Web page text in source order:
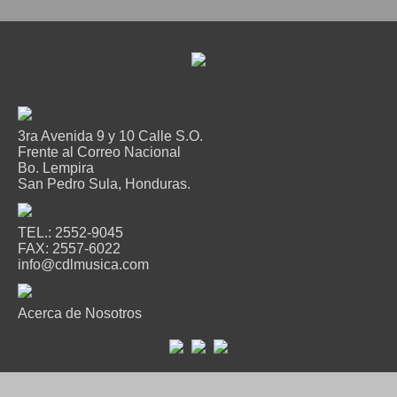
3ra Avenida 9 y 10 Calle S.O.
Frente al Correo Nacional
Bo. Lempira
San Pedro Sula, Honduras.
TEL.: 2552-9045
FAX: 2557-6022
info@cdlmusica.com
Acerca de Nosotros